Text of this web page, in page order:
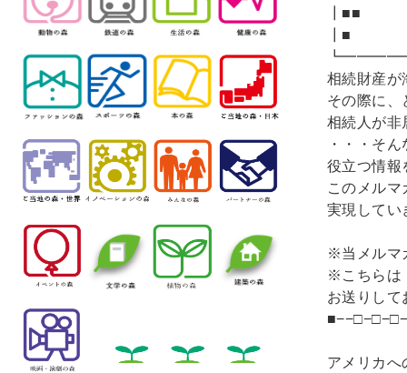
相続財産が
その際に、
相続人が
・・・そ
役立つ情報
このメル
実現してい
※当メルマ
※こちらは
お送りして
アメリカへ